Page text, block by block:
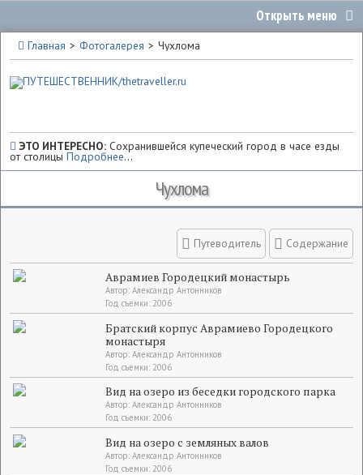
Главная Фотогалерея Чухлома
ЭТО ИНТЕРЕСНО: Сохранившейся купеческий город в часе езды
от столицыПодробнее...
Чухлома
Путеводитель Содержание
Аврамиев Городецкий монастырь
Автор: Александр Антонников
Год съемки: 2006
Братский корпус Аврамиево Городецкого
монастыря
Автор: Александр Антонников
Год съемки: 2006
Вид на озеро из беседки городского парка
Автор: Александр Антонников
Год съемки: 2006
Вид на озеро с земляных валов
Автор: Александр Антонников
Год съемки: 2006